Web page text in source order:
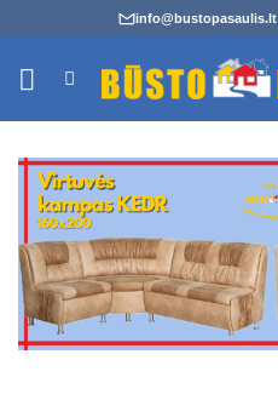
content
info@bustopasaulis.lt